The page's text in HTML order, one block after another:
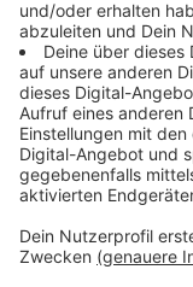
sicher zur Arbeit
Stadt. Die
regelmäßig
Freifahrt gilt nur
Weitere Infos
Anzeige